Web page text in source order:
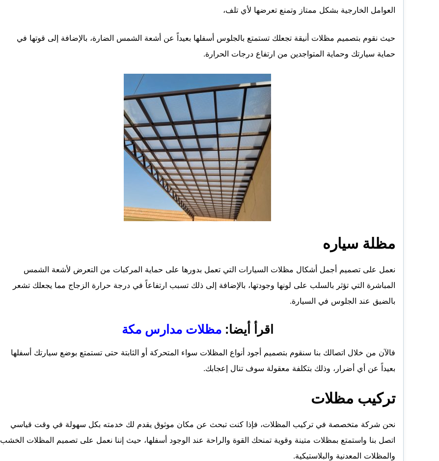
العوامل الخارجية بشكل ممتاز وتمنع تعرضها لأي تلف،
حيث نقوم بتصميم مظلات أنيقة تجعلك تستمتع بالجلوس أسفلها بعيداً عن أشعة الشمس الضارة، بالإضافة إلى قوتها في
حماية سيارتك وحماية المتواجدين من ارتفاع درجات الحرارة.
مظلة سياره
نعمل على تصميم أجمل أشكال مظلات السيارات التي تعمل بدورها على حماية المركبات من التعرض لأشعة الشمس
المباشرة التي تؤثر بالسلب على لونها وجودتها، بالإضافة إلى ذلك تسبب ارتفاعاً في درجة حرارة الزجاج مما يجعلك تشعر
بالضيق عند الجلوس في السيارة.
اقرأ أيضا:مظلات مدارس مكة
فالآن من خلال اتصالك بنا سنقوم بتصميم أجود أنواع المظلات سواء المتحركة أو الثابتة حتى تستمتع بوضع سيارتك أسفلها
بعيداً عن أي أضرار، وذلك بتكلفة معقولة سوف تنال إعجابك.
تركيب مظلات
نحن شركة متخصصة في تركيب المظلات، فإذا كنت تبحث عن مكان موثوق يقدم لك خدمته بكل سهولة في وقت قياسي
اتصل بنا واستمتع بمظلات متينة وقوية تمنحك القوة والراحة عند الوجود أسفلها، حيث إننا نعمل على تصميم المظلات الخشب
والمظلات المعدنية والبلاستيكية.